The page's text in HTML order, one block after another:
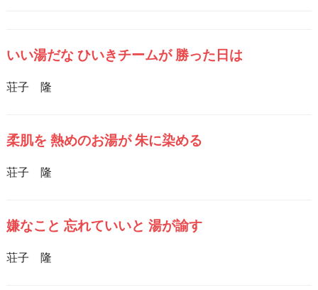
いい湯だな ひいきチームが 勝った日は
荘子 隆
柔肌を 熱めのお湯が 朱に染める
荘子 隆
嫌なこと 忘れていいと 湯が諭す
荘子 隆